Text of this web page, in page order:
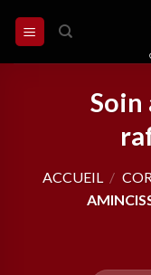
Soin
ACCUEIL /